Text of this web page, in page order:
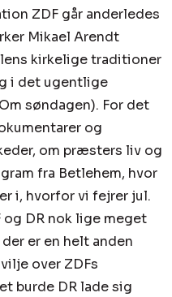
ZDF går anderledes
Mikael Arendt
kirkelige traditioner
i det ugentlige
søndagen). For det
og
om præsters liv og
fra Betlehem, hvor
i, hvorfor vi fejrer jul.
DR nok lige meget
er en helt anden
over ZDFs
burde DR lade sig